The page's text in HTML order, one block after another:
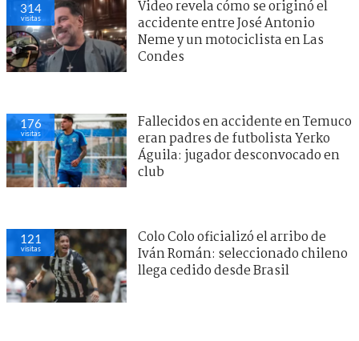
314
visitas
Video revela cómo se originó el
accidente entre José Antonio
Neme y un motociclista en Las
Condes
176
visitas
Fallecidos en accidente en Temuco
eran padres de futbolista Yerko
Águila: jugador desconvocado en
club
121
visitas
Colo Colo oficializó el arribo de
Iván Román: seleccionado chileno
llega cedido desde Brasil